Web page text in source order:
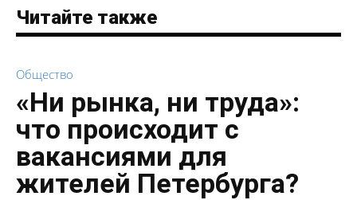
Читайте также
Общество
«Ни рынка, ни труда»:
что происходит с
вакансиями для
жителей Петербурга?